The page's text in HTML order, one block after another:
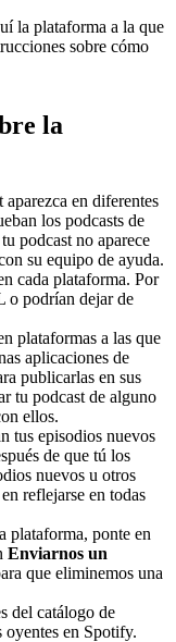
la plataforma a la que
sobre cómo
la
en diferentes
los podcasts de
podcast no aparece
su equipo de ayuda.
cada plataforma. Por
o podrían dejar de
plataformas a las que
aplicaciones de
publicarlas en sus
tu podcast de alguno
ellos.
tus episodios nuevos
de que tú los
nuevos u otros
reflejarse en todas
plataforma, ponte en
Enviarnos un
que eliminemos una
del catálogo de
oyentes en Spotify.